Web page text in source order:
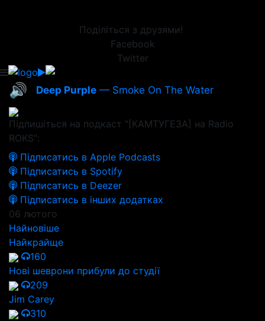
Поділіться з друзями!
Facebook
Twitter
🔊 Deep Purple — Smoke On The Water
Підпишіться на подкаст "[КАМТУГЕЗА] на Radio
ROKS":
Підписатись в Apple Podcasts
Підписатись в Spotify
Підписатись в Deezer
Підписатись в інших додатках
06 лютого
Найновіше
Найкрайще
160
Нові шеврони прибули до студії
209
Jim Carey
310